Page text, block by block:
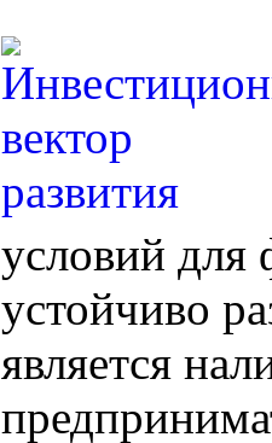
условий для
устойчиво
является